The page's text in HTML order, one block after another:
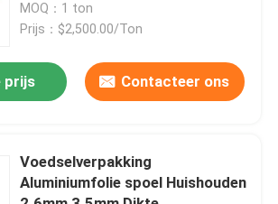
aan
MOQ：1 ton
Prijs：$2,500.00/Ton
prijs Contacteer ons
Voedselverpakking
Aluminiumfolie spoel Huishouden